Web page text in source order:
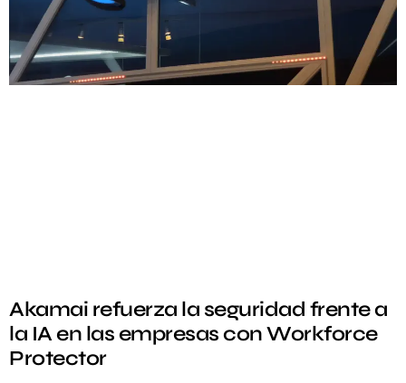
Akamai refuerza la seguridad frente a
la IA en las empresas con Workforce
Protector